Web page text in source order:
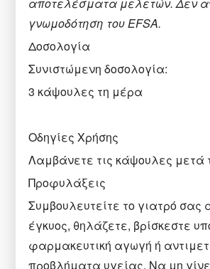
αποτελέσματα μελετών. Δεν
γνωμοδότηση του EFSA.
Δοσολογία
Συνιστώμενη δοσολογία:
3 κάψουλες τη μέρα
Οδηγίες Χρήσης
Λαμβάνετε τις κάψουλες μετά
Προφυλάξεις
Συμβουλευτείτε το γιατρό σας
έγκυος, θηλάζετε, βρίσκεστε
φαρμακευτική αγωγή ή
προβλήματα υγείας. Να μη